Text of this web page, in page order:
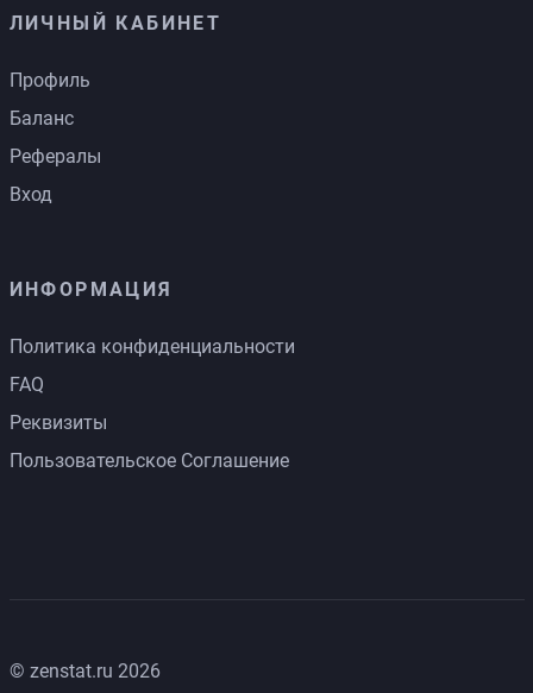
ЛИЧНЫЙ КАБИНЕТ
Профиль
Баланс
Рефералы
Вход
ИНФОРМАЦИЯ
Политика конфиденциальности
FAQ
Реквизиты
Пользовательское Соглашение
© zenstat.ru 2026